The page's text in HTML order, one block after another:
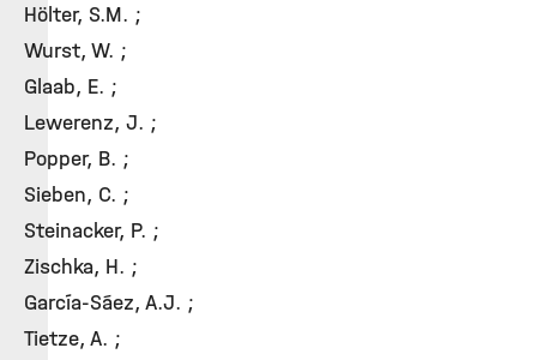
Hölter, S.M. ;
Wurst, W. ;
Glaab, E. ;
Lewerenz, J. ;
Popper, B. ;
Sieben, C. ;
Steinacker, P. ;
Zischka, H. ;
García-Sáez, A.J. ;
Tietze, A. ;